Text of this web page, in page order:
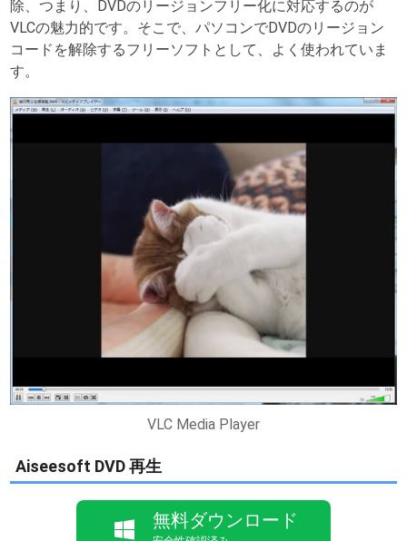
除、つまり、DVDのリージョンフリー化に対応するのが
VLCの魅力的です。そこで、パソコンでDVDのリージョン
コードを解除するフリーソフトとして、よく使われていま
す。
VLC Media Player
Aiseesoft DVD 再生
無料ダウンロード